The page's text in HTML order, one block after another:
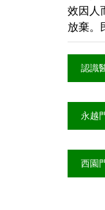
效因人
放棄。
認識
永越
西園